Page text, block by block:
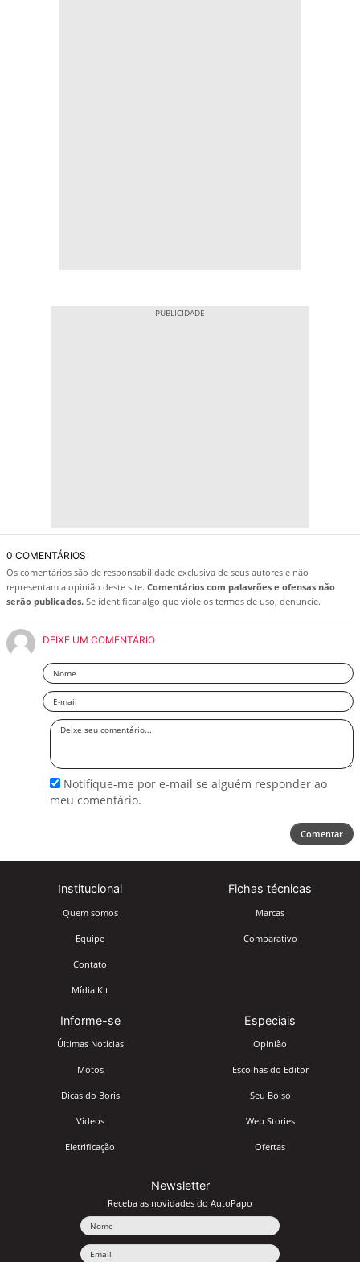
0 COMENTÁRIOS
Os comentários são de responsabilidade exclusiva de seus autores e não
representam a opinião deste site. Comentários com palavrões e ofensas não
serão publicados. Se identificar algo que viole os termos de uso, denuncie.
DEIXE UM COMENTÁRIO
Nome
Email
Deixe
Notifique-me por e-mail se alguém responder ao
meu comentário.
Comentar
Institucional
Quem somos
Equipe
Contato
Mídia Kit
Fichas técnicas
Marcas
Comparativo
Informe-se
Últimas Notícias
Motos
Dicas do Boris
Vídeos
Eletrificação
Especiais
Opinião
Escolhas do Editor
Seu Bolso
Web Stories
Ofertas
Newsletter
Receba as novidades do AutoPapo